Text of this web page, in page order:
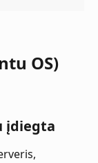
OS)
įdiegta